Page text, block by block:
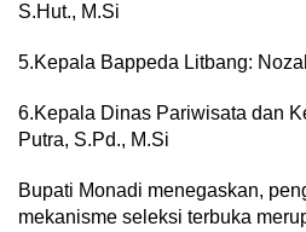
S.Hut., M.Si
5.Kepala Bappeda Litbang:
6.Kepala Dinas Pariwisata dan
Putra, S.Pd., M.Si
Bupati Monadi menegaskan,
mekanisme seleksi terbuka